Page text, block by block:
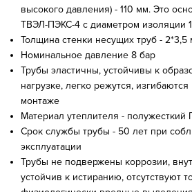
высокого давления) - 110 мм. Это
ТВЭЛ-ПЭКС-4 с диаметром изоляции
Толщина стенки несущих труб - 2*3,5
Номинальное давление 8 бар
Трубы эластичны, устойчивы к
нагрузке, легко режутся,
монтаже
Материал утеплителя - полужесткий
Срок службы трубы - 50 лет при
эксплуатации
Трубы не подвержены коррозии,
устойчив к истиранию, отсутствуют